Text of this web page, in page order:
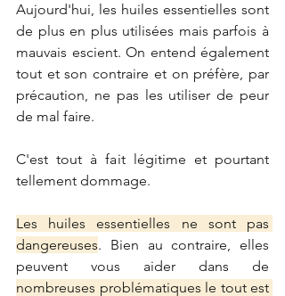
Aujourd'hui, les huiles essentielles sont
de plus en plus utilisées mais parfois à
mauvais escient. On entend également
tout et son contraire et on préfère, par
précaution, ne pas les utiliser de peur
de mal faire.
C'est tout à fait légitime et pourtant
tellement dommage.
Les huiles essentielles ne sont pas
dangereuses. Bien au contraire, elles
nombreuses problématiques le tout est